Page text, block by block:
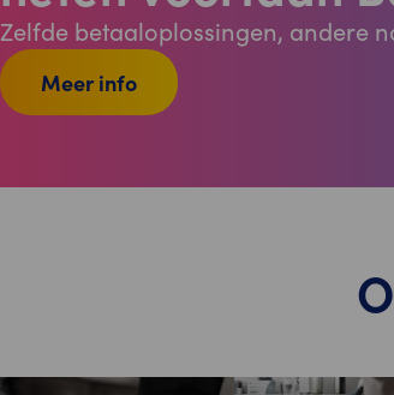
Zelfde betaaloplossingen, andere
Meer info